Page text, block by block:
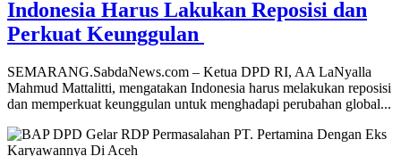
Indonesia Harus Lakukan Reposisi dan
Perkuat Keunggulan
SEMARANG.SabdaNews.com – Ketua DPD RI, AA LaNyalla
Mahmud Mattalitti, mengatakan Indonesia harus melakukan reposisi
dan memperkuat keunggulan untuk menghadapi perubahan global...